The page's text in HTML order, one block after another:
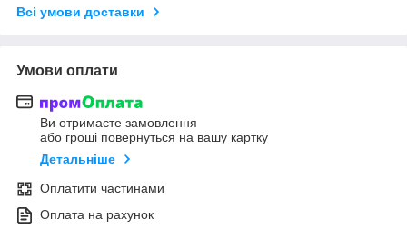
Всі умови доставки
Умови оплати
Ви отримаєте замовлення
або гроші повернуться на вашу картку
Детальніше
Оплатити частинами
Оплата на рахунок